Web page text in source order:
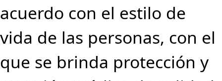
acuerdo con el estilo de
vida de las personas, con el
que se brinda protección y